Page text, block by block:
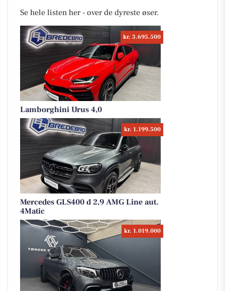
Se hele listen her - over de dyreste øser.
kr. 3.695.500
Lamborghini Urus 4,0
kr. 1.199.500
Mercedes GLS400 d 2,9 AMG Line aut.
4Matic
kr. 1.019.000